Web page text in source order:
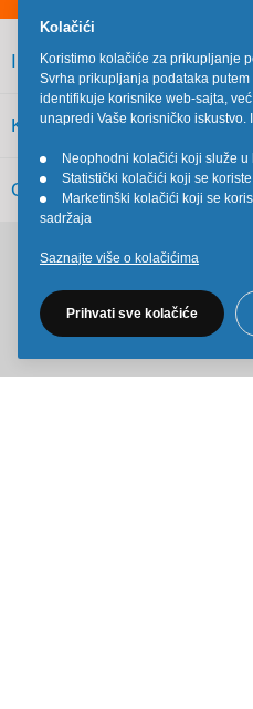
INFORMACIJE
KORISNIČKI SERVIS
OSTALO
Kolačići
Koristimo kolačiće za prikupljanje
Svrha prikupljanja podataka
identifikuje korisnike web-sajta,
unapredi Vaše korisničko iskustvo.
•
Neophodni kolačići koji služe
•
Statistički kolačići koji se
•
Marketinški kolačići koji se
sadržaja
Saznajte više o kolačićima
Prihvati sve kolačiće